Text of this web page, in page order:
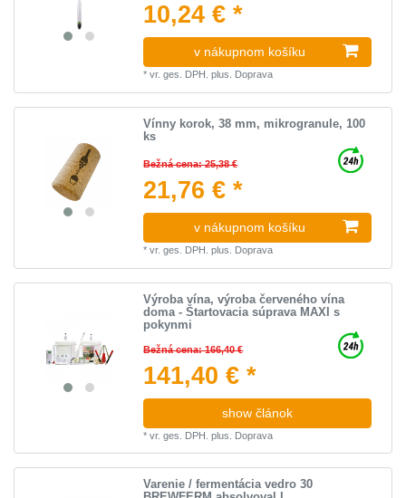
10,24 € *
v nákupnom košíku
*vr. ges. DPH. plus. Doprava
Vínny korok, 38 mm, mikrogranule, 100
ks
Bežná cena: 25,38 €
21,76 € *
v nákupnom košíku
*vr. ges. DPH. plus. Doprava
Výroba vína, výroba červeného vína
doma - Štartovacia súprava MAXI s
pokynmi
Bežná cena: 166,40 €
141,40 € *
show článok
*vr. ges. DPH. plus. Doprava
Varenie / fermentácia vedro 30